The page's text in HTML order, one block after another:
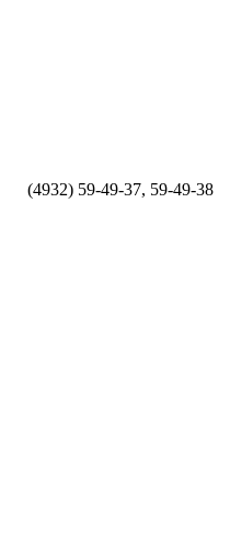
(4932) 59-49-37, 59-49-38